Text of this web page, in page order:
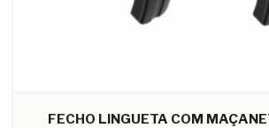
FECHO LINGUETA COM